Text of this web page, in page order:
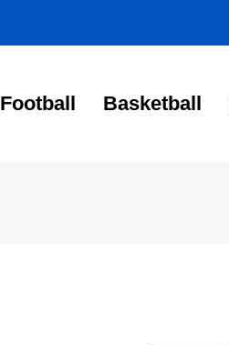
Football Basketball